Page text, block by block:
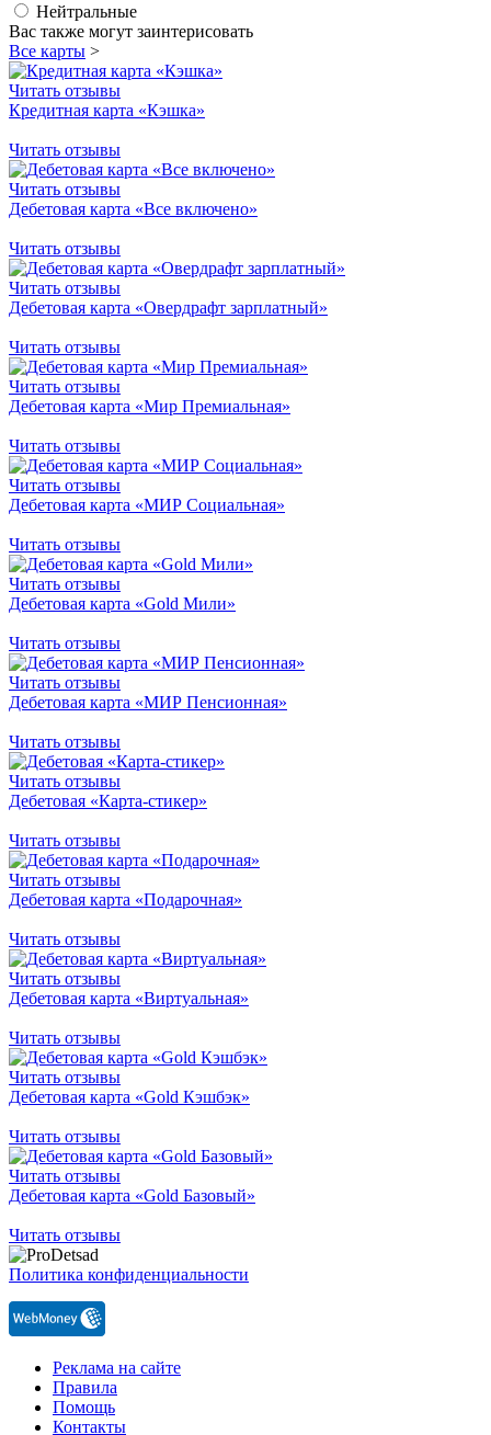
Нейтральные
Вас также могут заинтерисовать
Все карты >
Читать отзывы
Кредитная карта «Кэшка»
Читать отзывы
Читать отзывы
Дебетовая карта «Все включено»
Читать отзывы
Читать отзывы
Дебетовая карта «Овердрафт зарплатный»
Читать отзывы
Читать отзывы
Дебетовая карта «Мир Премиальная»
Читать отзывы
Читать отзывы
Дебетовая карта «МИР Социальная»
Читать отзывы
Читать отзывы
Дебетовая карта «Gold Мили»
Читать отзывы
Читать отзывы
Дебетовая карта «МИР Пенсионная»
Читать отзывы
Читать отзывы
Дебетовая «Карта-стикер»
Читать отзывы
Читать отзывы
Дебетовая карта «Подарочная»
Читать отзывы
Читать отзывы
Дебетовая карта «Виртуальная»
Читать отзывы
Читать отзывы
Дебетовая карта «Gold Кэшбэк»
Читать отзывы
Читать отзывы
Дебетовая карта «Gold Базовый»
Читать отзывы
Политика конфиденциальности
Реклама на сайте
Правила
Помощь
Контакты